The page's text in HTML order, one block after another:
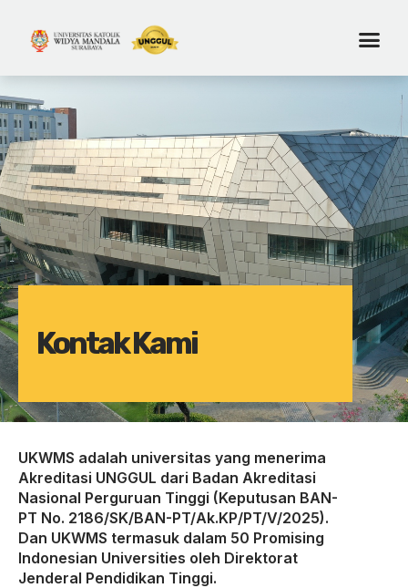
Kontak Kami
UKWMS adalah universitas yang menerima
Akreditasi UNGGUL dari Badan Akreditasi
Nasional Perguruan Tinggi (Keputusan BAN-
PT No. 2186/SK/BAN-PT/Ak.KP/PT/V/2025).
Dan UKWMS termasuk dalam 50 Promising
Indonesian Universities oleh Direktorat
Jenderal Pendidikan Tinggi.